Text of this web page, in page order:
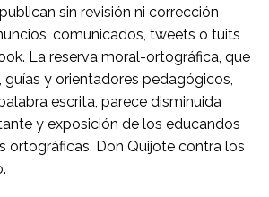
sin revisión ni corrección
comunicados, tweets o tuits
La reserva moral-ortográfica, que
y orientadores pedagógicos,
escrita, parece disminuida
y exposición de los educandos
ortográficas. Don Quijote contra los